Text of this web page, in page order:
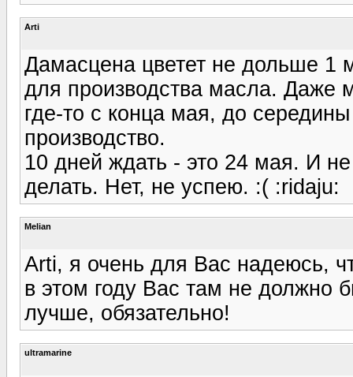
Arti
Дамасцена цветет не дольше 1
для производства масла.
где-то с конца мая, до
производство.
10 дней ждать - это 24 мая. И
делать. Нет, не успею. :( :ridaju:
Melian
Arti, я очень для Вас надеюсь,
в этом году Вас там не должно
лучше, обязательно!
ultramarine